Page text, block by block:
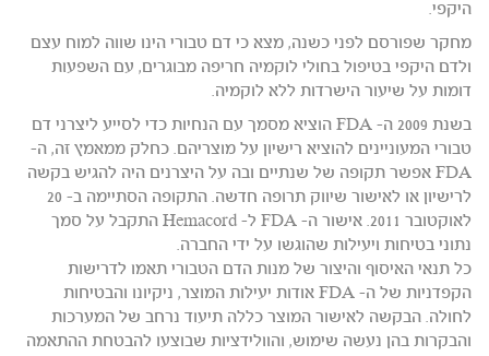
היקפי.
מחקר שפורסם לפני כשנה, מצא כי דם טבורי הינו שווה למוח עצם
ולדם היקפי בטיפול בחולי לוקמיה חריפה מבוגרים, עם השפעות
דומות על שיעור הישרדות ללא לוקמיה.
בשנת 2009 ה- FDA הוציא מסמך עם הנחיות כדי לסייע ליצרני דם
טבורי המעוניינים להוציא רישיון על מוצריהם. כחלק ממאמץ זה, ה-
FDA אפשר תקופה של שנתיים ובה על היצרנים היה להגיש בקשה
לרישיון או לאישור שיווק תרופה חדשה. התקופה הסתיימה ב- 20
לאוקטובר 2011. אישור ה- FDA ל- Hemacord התקבל על סמך
נתוני בטיחות ויעילות שהוגשו על ידי החברה.
כל תנאי האיסוף והיצור של מנות הדם הטבורי תאמו לדרישות
הקפדניות של ה- FDA אודות יעילות המוצר, ניקיונו והבטיחות
לחולה. הבקשה לאישור המוצר כללה תיעוד נרחב של המערכות
והבקרות בהן נעשה שימוש, והוולידציות שבוצעו להבטחת ההתאמה